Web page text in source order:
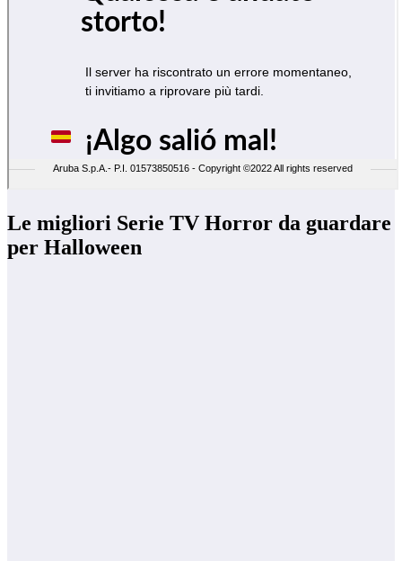
Le migliori Serie TV Horror da guardare
per Halloween